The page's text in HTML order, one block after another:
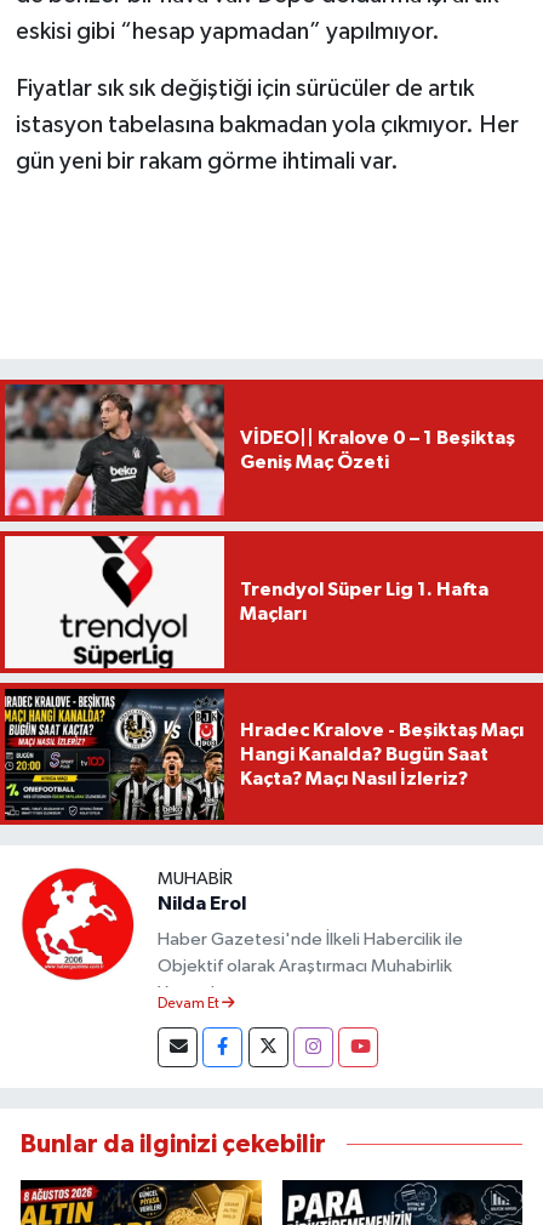
eskisi gibi “hesap yapmadan” yapılmıyor.
Fiyatlar sık sık değiştiği için sürücüler de artık
istasyon tabelasına bakmadan yola çıkmıyor. Her
gün yeni bir rakam görme ihtimali var.
VİDEO|| Kralove 0 – 1 Beşiktaş
Geniş Maç Özeti
Trendyol Süper Lig 1. Hafta
Maçları
Hradec Kralove - Beşiktaş Maçı
Hangi Kanalda? Bugün Saat
Kaçta? Maçı Nasıl İzleriz?
MUHABIR
Nilda Erol
Haber Gazetesi'nde İlkeli Habercilik ile
Objektif olarak Araştırmacı Muhabirlik
Yapmaktayım.
Devam Et
Bunlar da ilginizi çekebilir